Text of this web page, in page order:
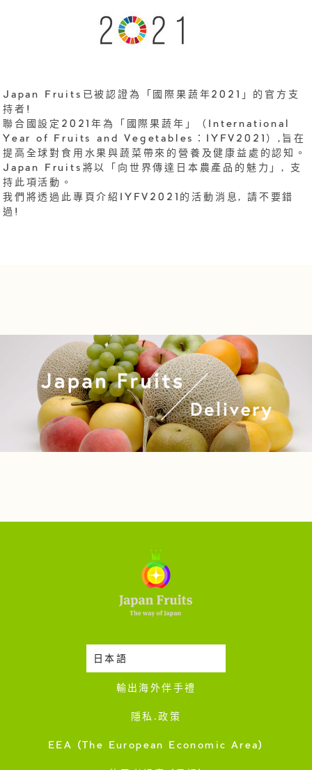
Japan Fruits已被認證為「國際果蔬年2021」的官方支
持者!
聯合國設定2021年為「國際果蔬年」（International
Year of Fruits and Vegetables：IYFV2021）,旨在
提高全球對食用水果與蔬菜帶來的營養及健康益處的認知。
Japan Fruits將以「向世界傳達日本農產品的魅力」, 支
持此項活動。
我們將透過此專頁介紹IYFV2021的活動消息, 請不要錯
過!
日本語時令蔬果收成表
輸出海外伴手禮
隱私·政策
EEA (The European Economic Area)